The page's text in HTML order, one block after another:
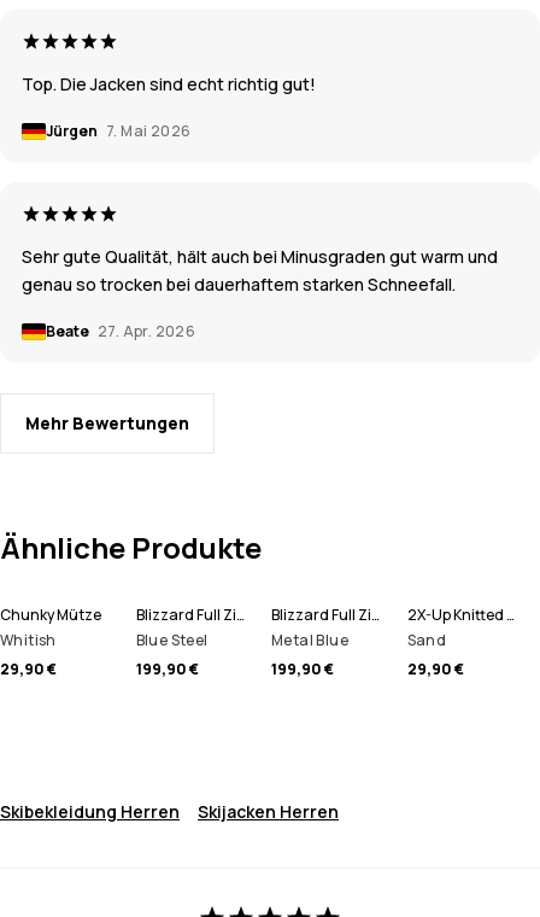
Top. Die Jacken sind echt richtig gut!
Jürgen 7. Mai 2026
Sehr gute Qualität, hält auch bei Minusgraden gut warm und
genau so trocken bei dauerhaftem starken Schneefall.
Beate 27. Apr. 2026
Mehr Bewertungen
Ähnliche Produkte
Chunky Mütze
Whitish
29,90 €
Blizzard Full Zip Snowboardjacke Herren
Blue Steel
199,90 €
Blizzard Full Zip Skijacke Herren
Metal Blue
199,90 €
2X-Up Knitted Schlauchtuch
Sand
29,90 €
Skibekleidung Herren Skijacken Herren